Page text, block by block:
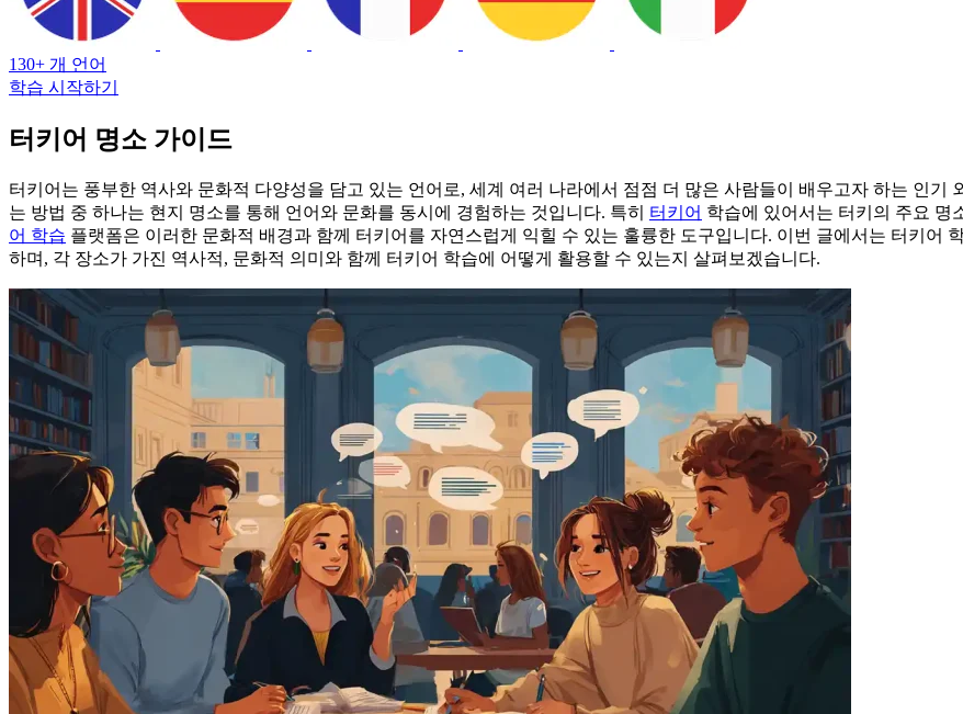
130+ 개 언어
학습 시작하기
터키어 명소 가이드
터키어는 풍부한 역사와 문화적 다양성을 담고 있는 언어로, 세계 여러 나라에서 점점 더 많은 사람들이 배우고자 하는 인기
는 방법 중 하나는 현지 명소를 통해 언어와 문화를 동시에 경험하는 것입니다. 특히 터키어 학습에 있어서는 터키의 주요 명
어 학습 플랫폼은 이러한 문화적 배경과 함께 터키어를 자연스럽게 익힐 수 있는 훌륭한 도구입니다. 이번 글에서는 터키어
하며, 각 장소가 가진 역사적, 문화적 의미와 함께 터키어 학습에 어떻게 활용할 수 있는지 살펴보겠습니다.